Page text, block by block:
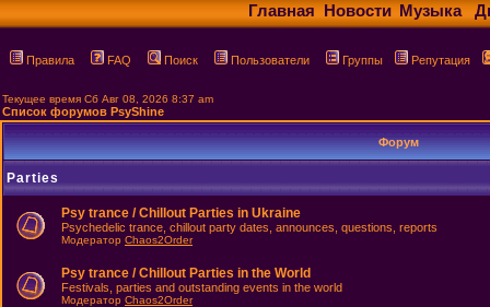
Главная Новости Музыка
Правила FAQ Поиск Пользователи Группы Репутация
Текущее время Сб Авг 08, 2026 8:37 am
Список форумов PsyShine
Форум
Parties
Psy trance / Chillout Parties in Ukraine
Psychedelic trance, chillout party dates, announces, questions, reports
Модератор Chaos2Order
Psy trance / Chillout Parties in the World
Festivals, parties and outstanding events in the world
Модератор Chaos2Order